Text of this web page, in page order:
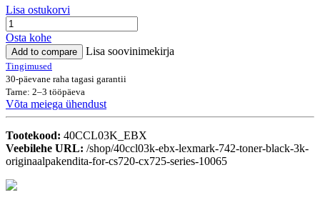
Lisa ostukorvi
Osta kohe
Add to compare Lisa soovinimekirja
Tingimused
30-päevane raha tagasi garantii
Tarne: 2–3 tööpäeva
Võta meiega ühendust
Tootekood: 40CCL03K_EBX
Veebilehe URL: /shop/40ccl03k-ebx-lexmark-742-toner-black-3k-
originaalpakendita-for-cs720-cx725-series-10065